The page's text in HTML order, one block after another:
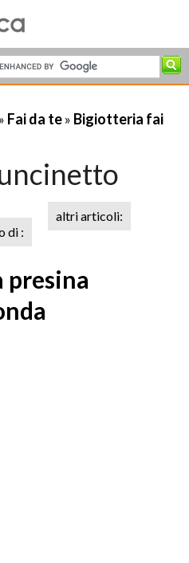
» Fai da te» Bigiotteria fai
di :
altri articoli:
presina